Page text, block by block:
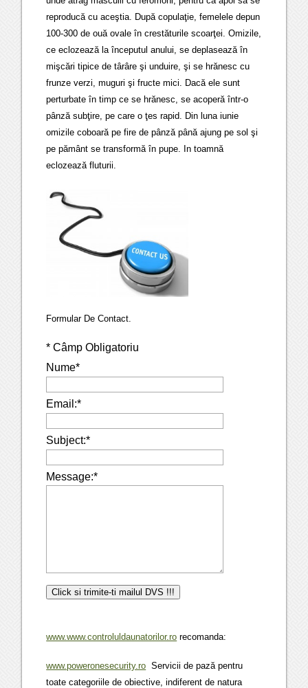
reproducă cu aceştia. După copulaţie, femelele depun
100-300 de ouă ovale în crestăturile scoarţei. Omizile,
ce eclozează la începutul anului, se deplasează în
mişcări tipice de târâre şi unduire, şi se hrănesc cu
frunze verzi, muguri şi fructe mici. Dacă ele sunt
perturbate în timp ce se hrănesc, se acoperă într-o
pânză subţire, pe care o ţes rapid. Din luna iunie
omizile coboară pe fire de pânză până ajung pe sol şi
pe pământ se transformă în pupe. In toamnă
eclozează fluturii.
Formular De Contact.
* Câmp Obligatoriu
Nume*
Email:*
Subject:*
Message:*
www.www.controluldaunatorilor.ro recomanda:
www.poweronesecurity.ro Servicii de pază pentru
toate categoriile de obiective, indiferent de natura